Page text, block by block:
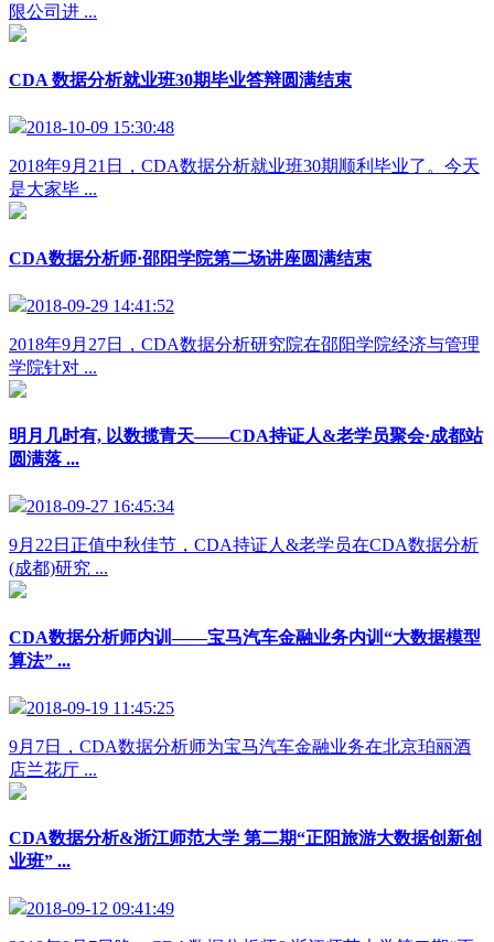
限公司进 ...
CDA 数据分析就业班30期毕业答辩圆满结束
2018-10-09 15:30:48
2018年9月21日，CDA数据分析就业班30期顺利毕业了。今天
是大家毕 ...
CDA数据分析师·邵阳学院第二场讲座圆满结束
2018-09-29 14:41:52
2018年9月27日，CDA数据分析研究院在邵阳学院经济与管理
学院针对 ...
明月几时有, 以数揽青天——CDA持证人&老学员聚会·成都站
圆满落 ...
2018-09-27 16:45:34
9月22日正值中秋佳节，CDA持证人&老学员在CDA数据分析
(成都)研究 ...
CDA数据分析师内训——宝马汽车金融业务内训“大数据模型
算法” ...
2018-09-19 11:45:25
9月7日，CDA数据分析师为宝马汽车金融业务在北京珀丽酒
店兰花厅 ...
CDA数据分析&浙江师范大学 第二期“正阳旅游大数据创新创
业班” ...
2018-09-12 09:41:49